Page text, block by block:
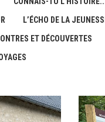
L’ÉCHO DE LA
ET DÉCOUVERTES